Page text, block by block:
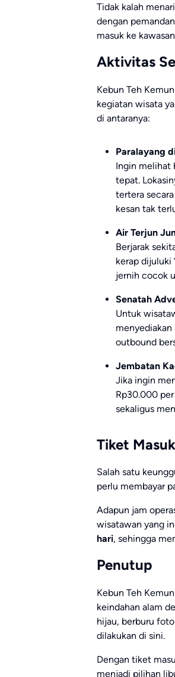
Tidak kalah
dengan
masuk ke
Aktivitas
Kebun Teh
kegiatan wisata
di antaranya:
Paralayang
Ingin melihat
tepat.
tertera
kesan tak
Air Terjun
Berjarak
kerap dijuluki
jernih cocok
Senatah
Untuk
outbound
Jembatan
Jika ingin
Rp30.000
sekaligus
Tiket
Salah satu
perlu membayar
Adapun jam
wisatawan yang
hari, sehingga
Penutup
Kebun Teh
keindahan alam
hijau, berburu
dilakukan di sini.
Dengan tiket
menjadi pilihan